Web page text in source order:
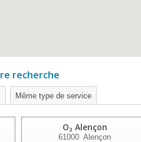
recherche
Même type de service
O₂ Alençon
61000 Alençon